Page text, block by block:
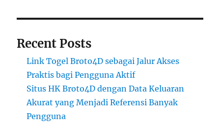
Recent Posts
Link Togel Broto4D sebagai Jalur Akses
Praktis bagi Pengguna Aktif
Situs HK Broto4D dengan Data Keluaran
Akurat yang Menjadi Referensi Banyak
Pengguna